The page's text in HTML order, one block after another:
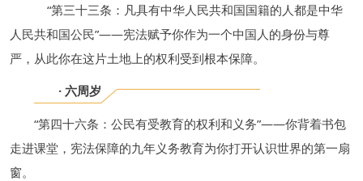
“第三十三条：凡具有中华人民共和国国籍的人都是中华
人民共和国公民”——宪法赋予你作为一个中国人的身份与尊
严，从此你在这片土地上的权利受到根本保障。
· 六周岁
“第四十六条：公民有受教育的权利和义务”——你背着书包
走进课堂，宪法保障的九年义务教育为你打开认识世界的第一扇
窗。